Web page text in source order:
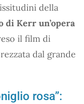
della
di Kerr un’opera
il film di
dal grande
rosa”: